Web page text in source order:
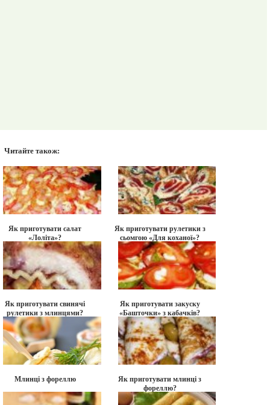
Читайте також:
Як приготувати салат
«Лоліта»?
Як приготувати рулетики з
сьомгою «Для коханої»?
Як приготувати свинячі
рулетики з млинцями?
Як приготувати закуску
«Башточки» з кабачків?
Млинці з фореллю
Як приготувати млинці з
фореллю?